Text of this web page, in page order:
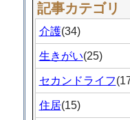
記事カテゴリ
介護(34)
生きがい(25)
セカンドライフ
住居(15)